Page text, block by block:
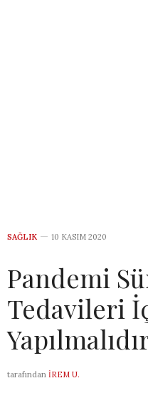
SAĞLIK 10 KASIM 2020
Pandemi
Tedavileri
tarafından İREM U.